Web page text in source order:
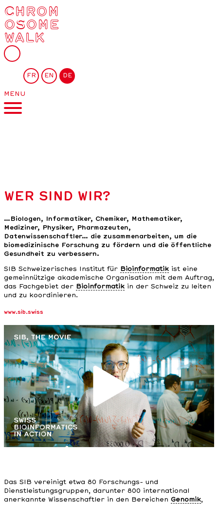
CHROM
OSOME
WALK
FR EN DE
MENU
WER SIND WIR?
…Biologen, Informatiker, Chemiker, Mathematiker,
Mediziner, Physiker, Pharmazeuten,
Datenwissenschaftler… die zusammenarbeiten, um die
biomedizinische Forschung zu fördern und die öffentliche
Gesundheit zu verbessern.
SIB Schweizerisches Institut für Bioinformatik ist eine
gemeinnützige akademische Organisation mit dem Auftrag,
das Fachgebiet der Bioinformatik in der Schweiz zu leiten
und zu koordinieren.
www.sib.swiss
Das SIB vereinigt etwa 80 Forschungs- und
Dienstleistungsgruppen, darunter 800 international
anerkannte Wissenschaftler in den Bereichen Genomik,